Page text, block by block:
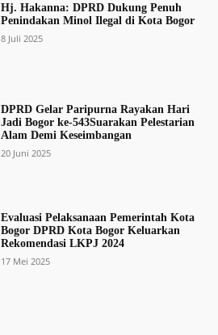
Hj. Hakanna: DPRD Dukung Penuh
Penindakan Minol Ilegal di Kota Bogor
8 Juli 2025
DPRD Gelar Paripurna Rayakan Hari
Jadi Bogor ke-543Suarakan Pelestarian
Alam Demi Keseimbangan
20 Juni 2025
Evaluasi Pelaksanaan Pemerintah Kota
Bogor DPRD Kota Bogor Keluarkan
Rekomendasi LKPJ 2024
17 Mei 2025